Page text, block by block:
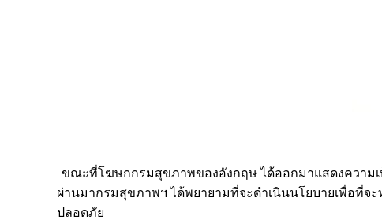
ขณะที่โฆษกกรมสุขภาพของอังกฤษ ได้ออกมาแสดงความ
ผ่านมากรมสุขภาพฯได้พยายามที่จะดำเนินนโยบายเพื่อที่จ
ปลอดภัย